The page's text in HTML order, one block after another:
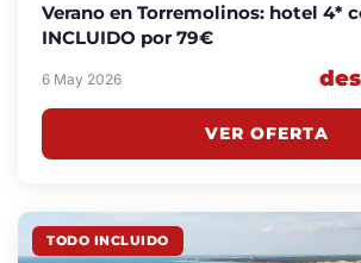
Verano en Torremolinos: hotel 4*
INCLUIDO por 79€
6 May 2026
VER OFERTA
TODO INCLUIDO